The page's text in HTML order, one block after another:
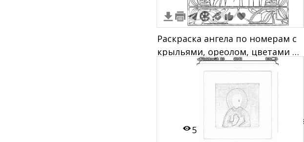
Раскраска ангела по номерам с
крыльями, ореолом, цветами в
руке и декоративными
5